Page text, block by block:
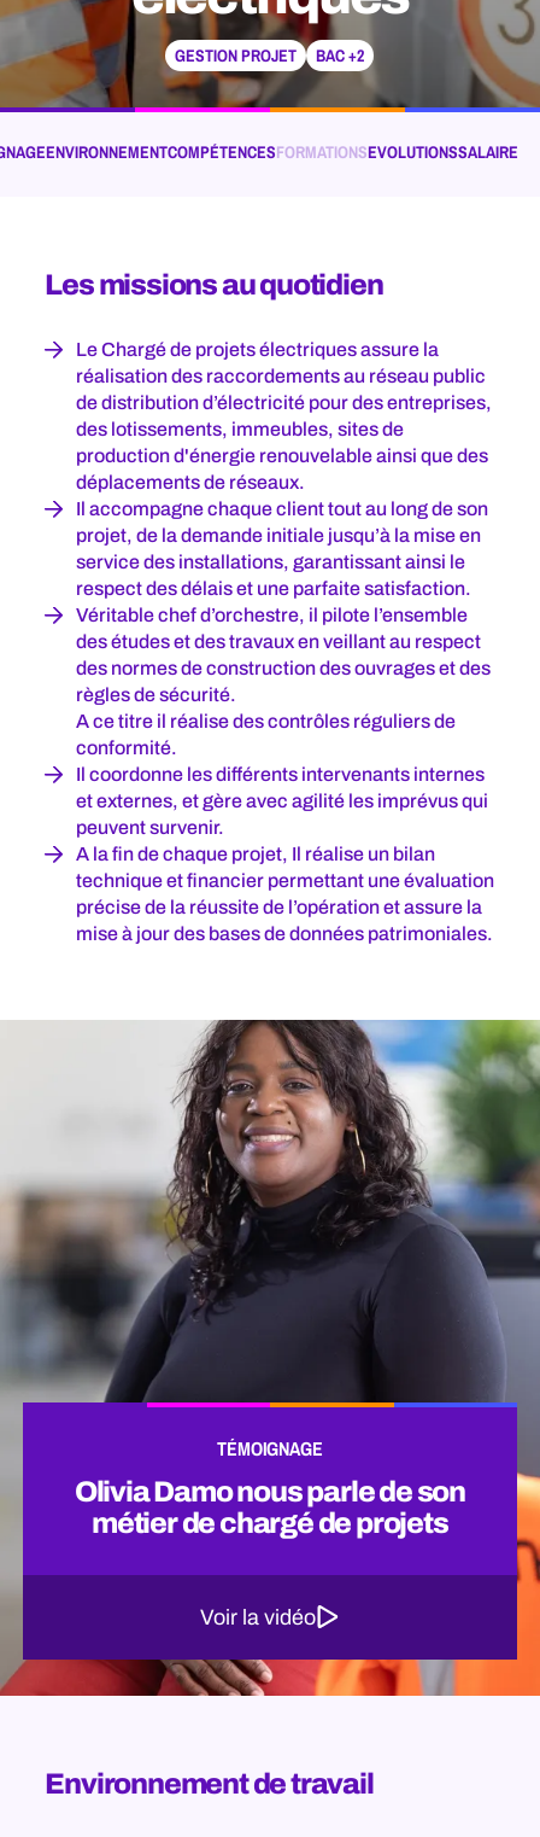
GESTION PROJET BAC +2
ENVIRONNEMENTCOMPÉTENCESFORMATIONSEVOLUTIONSSALAIRE
Les missions au quotidien
Le Chargé de projets électriques assure la
réalisation des raccordements au réseau public
de distribution d’électricité pour des entreprises,
des lotissements, immeubles, sites de
production d'énergie renouvelable ainsi que des
déplacements de réseaux.
Il accompagne chaque client tout au long de son
projet, de la demande initiale jusqu’à la mise en
service des installations, garantissant ainsi le
respect des délais et une parfaite satisfaction.
Véritable chef d’orchestre, il pilote l’ensemble
des études et des travaux en veillant au respect
des normes de construction des ouvrages et des
règles de sécurité.
A ce titre il réalise des contrôles réguliers de
conformité.
Il coordonne les différents intervenants internes
et externes, et gère avec agilité les imprévus qui
peuvent survenir.
A la fin de chaque projet, Il réalise un bilan
technique et financier permettant une évaluation
précise de la réussite de l’opération et assure la
mise à jour des bases de données patrimoniales.
TÉMOIGNAGE
Olivia Damo nous parle de son
métier de chargé de projets
Voir la vidéo
Environnement de travail